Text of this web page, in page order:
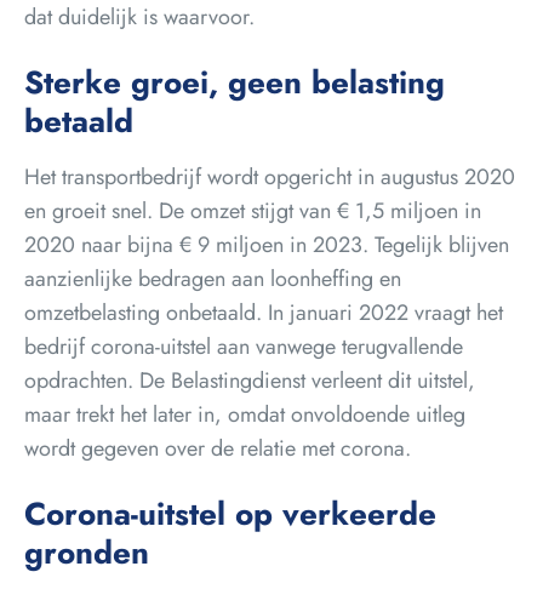
dat duidelijk is waarvoor.
Sterke groei, geen belasting
betaald
Het transportbedrijf wordt opgericht in augustus 2020
en groeit snel. De omzet stijgt van € 1,5 miljoen in
2020 naar bijna € 9 miljoen in 2023. Tegelijk blijven
aanzienlijke bedragen aan loonheffing en
omzetbelasting onbetaald. In januari 2022 vraagt het
bedrijf corona-uitstel aan vanwege terugvallende
opdrachten. De Belastingdienst verleent dit uitstel,
maar trekt het later in, omdat onvoldoende uitleg
wordt gegeven over de relatie met corona.
Corona-uitstel op verkeerde
gronden